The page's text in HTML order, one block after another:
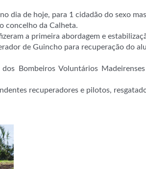
dia de hoje, para 1 cidadão do sexo
concelho da Calheta.
a primeira abordagem e
de Guincho para recuperação do
Bombeiros Voluntários
recuperadores e pilotos,